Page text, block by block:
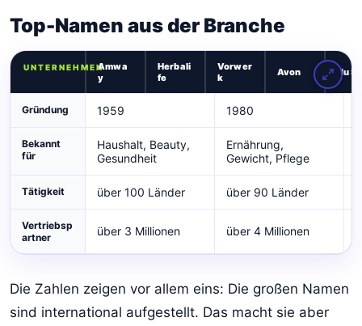
Top-Namen aus der Branche
UNTERNEHMENAmwa
y
Herbali
fe
Vorwer
k
Avon Nu
Gründung 1959 1980
Bekannt
für
Haushalt, Beauty,
Gesundheit
Ernährung,
Gewicht, Pflege
Tätigkeit über 100 Länder über 90 Länder
Vertriebsp
artner
über 3 Millionen über 4 Millionen
Die Zahlen zeigen vor allem eins: Die großen Namen
sind international aufgestellt. Das macht sie aber